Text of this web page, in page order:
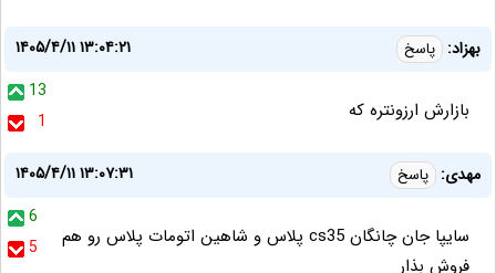
بهزاد: پاسخ
۱۴۰۵/۴/۱۱ ۱۳:۰۴:۲۱
13
1
بازارش ارزونتره که
مهدی: پاسخ
۱۴۰۵/۴/۱۱ ۱۳:۰۷:۳۱
6
5
سایپا جان چانگان cs35 پلاس و شاهین اتومات پلاس رو هم
فروش بذار